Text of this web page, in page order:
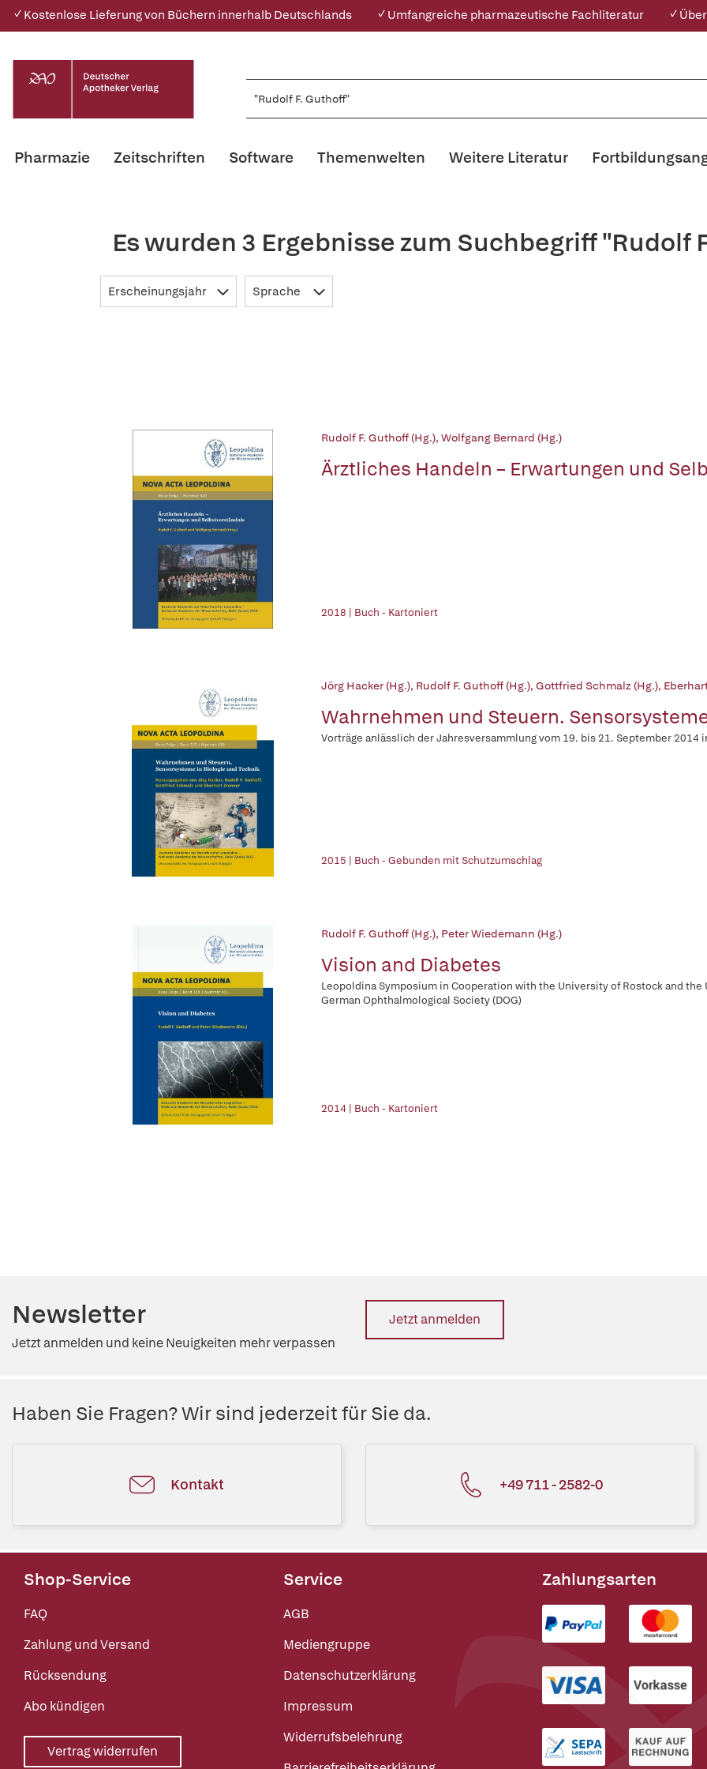
✓ Kostenlose Lieferung von Büchern innerhalb Deutschlands ✓ Umfangreiche pharmazeutische Fachliteratur ✓
Pharmazie Zeitschriften Software Themenwelten Weitere Literatur
Es wurden 3 Ergebnisse zum Suchbegriff "Rudolf
Erscheinungsjahr Sprache
Rudolf F. Guthoff (Hg.), Wolfgang Bernard (Hg.)
Ärztliches Handeln – Erwartungen und
2018 | Buch - Kartoniert
Jörg Hacker (Hg.), Rudolf F. Guthoff (Hg.), Gottfried Schmalz (Hg.),
Wahrnehmen und Steuern.
Vorträge anlässlich der Jahresversammlung vom 19. bis 21. September 2014
2015 | Buch - Gebunden mit Schutzumschlag
Rudolf F. Guthoff (Hg.), Peter Wiedemann (Hg.)
Vision and Diabetes
Leopoldina Symposium in Cooperation with the University of Rostock and
German Ophthalmological Society (DOG)
2014 | Buch - Kartoniert
Newsletter
Jetzt anmelden und keine Neuigkeiten mehr verpassen
Jetzt anmelden
Haben Sie Fragen? Wir sind jederzeit für Sie da.
Kontakt +49 711 - 2582-0
Shop-Service
FAQ
Zahlung und Versand
Rücksendung
Abo kündigen
Vertrag widerrufen
Service
AGB
Mediengruppe
Datenschutzerklärung
Impressum
Widerrufsbelehrung
Zahlungsarten